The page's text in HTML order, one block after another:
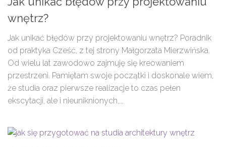
wnętrz?
Jak unikać błędów przy projektowaniu wnętrz? Poradnik
od praktyka Cześć, z tej strony Małgorzata Mierzwińska.
Od wielu lat zawodowo zajmuję się kreowaniem
przestrzeni. Pamiętam swoje początki i doskonale wiem,
że studia oraz pierwsze realizacje to czas pełen
ekscytacji, ale i nieuniknionych,...